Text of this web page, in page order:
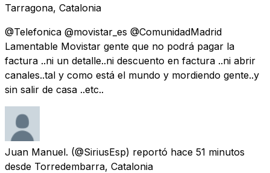
Tarragona, Catalonia
@Telefonica @movistar_es @ComunidadMadrid
Lamentable Movistar gente que no podrá pagar la
factura ..ni un detalle..ni descuento en factura ..ni abrir
canales..tal y como está el mundo y mordiendo gente..y
sin salir de casa ..etc..
Juan Manuel. (@SiriusEsp) reportó hace 51 minutos
desde Torredembarra, Catalonia